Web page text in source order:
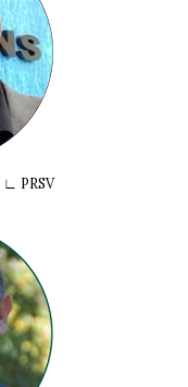
∟ PRSV